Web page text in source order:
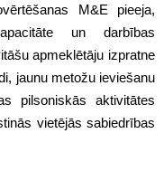
M&E pieeja,
un darbības
apmeklētāju izpratne
jaunu metožu ieviešanu
pilsoniskās aktivitātes
vietējās sabiedrības